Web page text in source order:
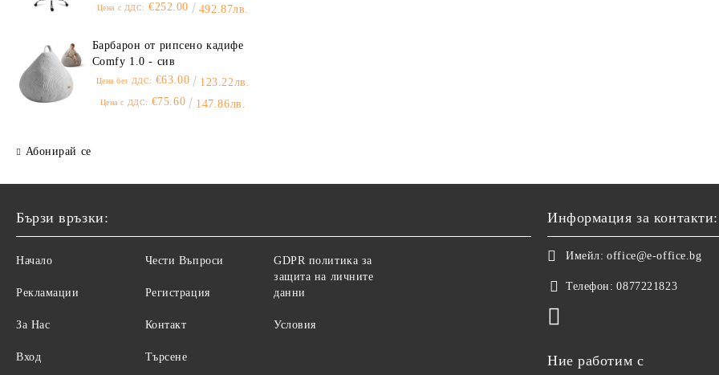
Цена с ДДС: €252.00 492.87лв.
Барбарон от рипсено кадифе
Comfy 1.0 - сив
Цена без ДДС: €63.00 123.22лв.
Цена с ДДС: €75.60 147.86лв.
Абонирай се
Бързи връзки:
Начало
Рекламации
За Нас
Вход
Чести Въпроси
Регистрация
Контакт
Търсене
GDPR политика за
защита на личните
данни
Условия
Информация за контакти:
Имейл: office@e-office.bg
Телефон: 0877221823
Ние работим с